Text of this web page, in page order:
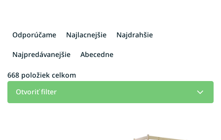
a
i
e
Odporúčame Najlacnejšie Najdrahšie
Najpredávanejšie Abecedne
668 položiek celkom
Otvoriť filter